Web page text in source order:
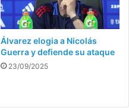
Álvarez elogia a Nicolás
Guerra y defiende su ataque
23/09/2025